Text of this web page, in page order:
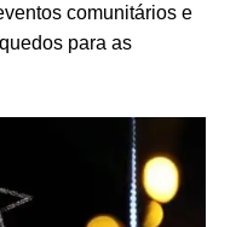
comunitários e
para as